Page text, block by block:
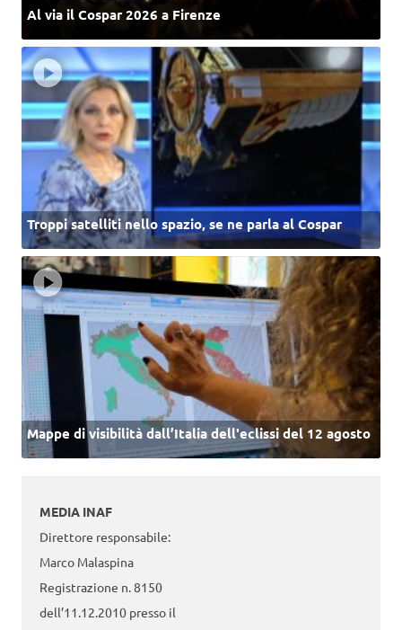
Al via il Cospar 2026 a Firenze
Troppi satelliti nello spazio, se ne parla al Cospar
Mappe di visibilità dall’Italia dell'eclissi del 12 agosto
MEDIA INAF
Direttore responsabile:
Marco Malaspina
Registrazione n. 8150
dell’11.12.2010 presso il